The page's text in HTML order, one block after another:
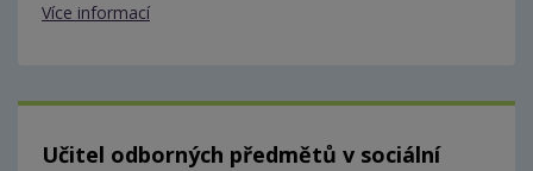
Více informací
Učitel odborných předmětů v sociální